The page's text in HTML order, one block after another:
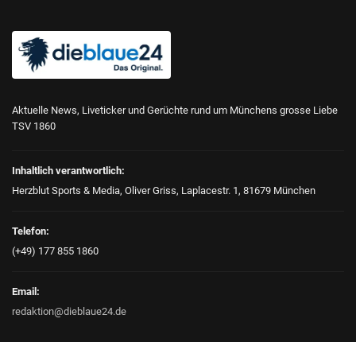
Aktuelle News, Liveticker und Gerüchte rund um Münchens grosse Liebe
TSV 1860
Inhaltlich verantwortlich:
Herzblut Sports & Media, Oliver Griss, Laplacestr. 1, 81679 München
Telefon:
(+49) 177 855 1860
Email:
redaktion@dieblaue24.de